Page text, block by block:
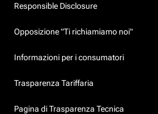
Responsible Disclosure
Opposizione "Ti richiamiamo noi"
Informazioni per i consumatori
Trasparenza Tariffaria
Pagina di Trasparenza Tecnica